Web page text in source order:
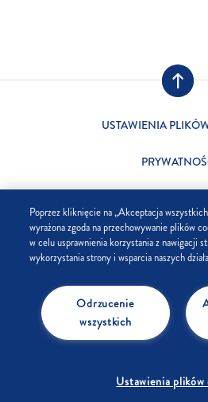
USTAWIENIA
FIRMA
KONTAKT
Poprzez kliknięcie na „Akceptacja
wyrażona zgoda na przechowywanie plików
w celu usprawnienia korzystania z nawigacji
wykorzystania strony i wsparcia naszych
Odrzucenie
wszystkich
Ustawienia plików